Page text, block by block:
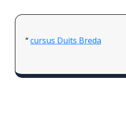
cursus Duits Breda